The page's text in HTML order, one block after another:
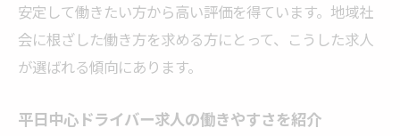
安定して働きたい方から高い評価を得ています。地域社
会に根ざした働き方を求める方にとって、こうした求人
が選ばれる傾向にあります。
平日中心ドライバー求人の働きやすさを紹介